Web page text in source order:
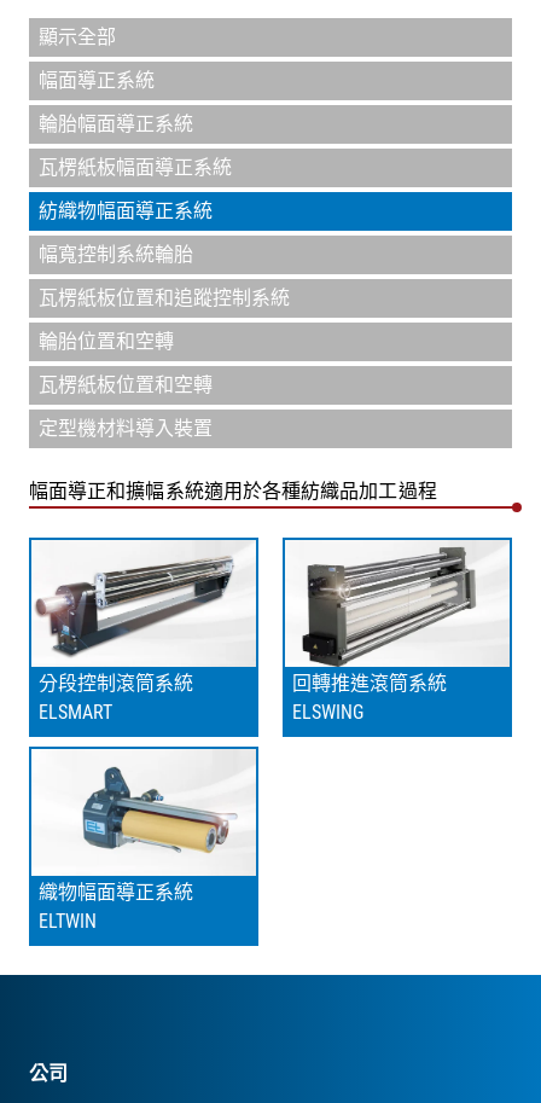
顯示全部
幅面導正系統
輪胎幅面導正系統
瓦楞紙板幅面導正系統
紡織物幅面導正系統
幅寬控制系統輪胎
瓦楞紙板位置和追蹤控制系統
輪胎位置和空轉
瓦楞紙板位置和空轉
定型機材料導入裝置
幅面導正和擴幅系統適用於各種紡織品加工過程
分段控制滾筒系統
ELSMART
回轉推進滾筒系統
ELSWING
織物幅面導正系統
ELTWIN
公司